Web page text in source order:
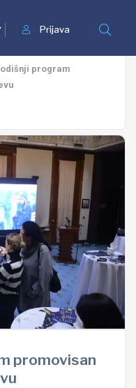
Prijava
program
promovisan